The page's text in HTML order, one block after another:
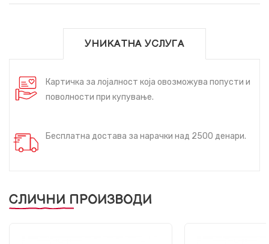
УНИКАТНА УСЛУГА
Картичка за лојалност која овозможува попусти и
поволности при купување.
Бесплатна достава за нарачки над 2500 денари.
СЛИЧНИ ПРОИЗВОДИ